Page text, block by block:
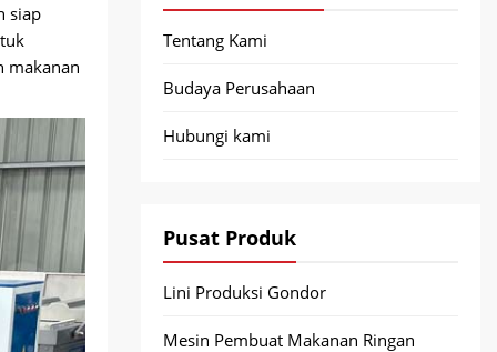
siap
makanan
Tentang Kami
Budaya Perusahaan
Hubungi kami
Pusat Produk
Lini Produksi Gondor
Mesin Pembuat Makanan Ringan